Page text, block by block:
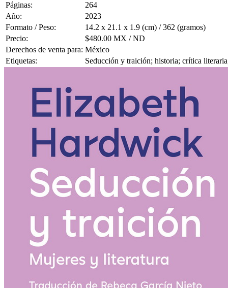
Páginas:
264
Año:
2023
Formato / Peso:
14.2 x 21.1 x 1.9 (cm) / 362 (gramos)
Precio:
$480.00 MX / ND
Derechos de venta para: México
Etiquetas:
Seducción y traición; historia; crítica